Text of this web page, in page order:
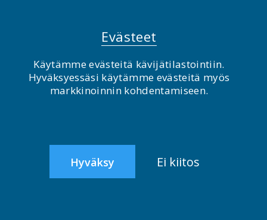
Evästeet
Käytämme evästeitä kävijätilastointiin.
Hyväksyessäsi käytämme evästeitä myös
markkinoinnin kohdentamiseen.
Hyväksy Ei kiitos